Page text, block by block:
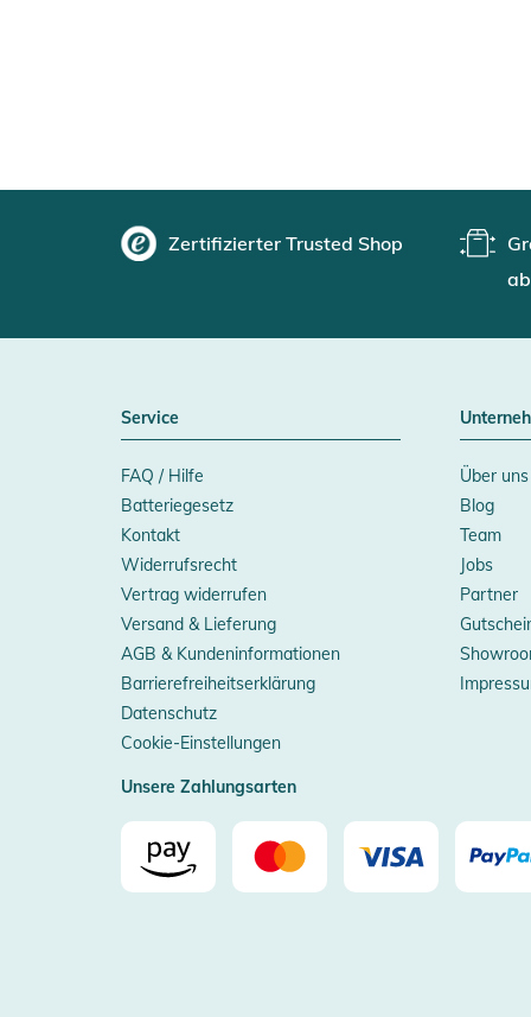
Zertifizierter Trusted Shop
Service
FAQ / Hilfe
Batteriegesetz
Kontakt
Widerrufsrecht
Vertrag widerrufen
Versand & Lieferung
AGB & Kundeninformationen
Barrierefreiheitserklärung
Datenschutz
Cookie-Einstellungen
Über uns
Blog
Team
Jobs
Partner
Unsere Zahlungsarten